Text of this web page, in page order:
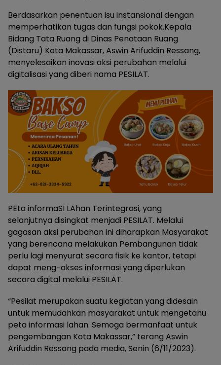
Berdasarkan penentuan isu instansional dengan
memperhatikan tugas dan fungsi pokok.Kepala
Bidang Tata Ruang di Dinas Penataan Ruang
(Distaru) Kota Makassar, Aswin Arifuddin Ressang,
menyelesaikan inovasi aksi perubahan melalui
digitalisasi yang diberi nama PESILAT.
PEta informaSI LAhan Terintegrasi, yang
selanjutnya disingkat menjadi PESILAT. Melalui
gagasan aksi perubahan ini diharapkan Masyarakat
yang berencana melakukan Pembangunan tidak
perlu lagi menyurat secara fisik ke kantor, tetapi
dapat meng-akses informasi yang diperlukan
secara digital melalui PESILAT.
“Pesilat merupakan suatu kegiatan yang didesain
untuk memudahkan masyarakat untuk mengetahu
peta informasi lahan. Semoga bermanfaat untuk
pengembangan Kota Makassar,” terang Aswin
Arifuddin Ressang pada media, Senin (6/11/2023).